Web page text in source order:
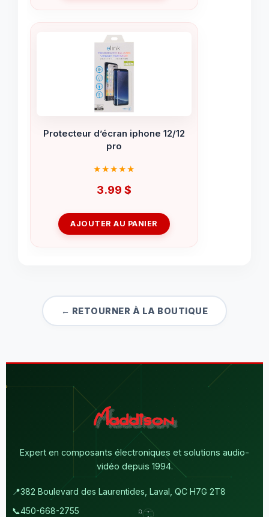
Protecteur d’écran iphone 12/12
pro
3.99 $
AJOUTER AU PANIER
← RETOURNER À LA BOUTIQUE
Expert en composants électroniques et solutions audio-
vidéo depuis 1994.
📍382 Boulevard des Laurentides, Laval, QC H7G 2T8
📞450-668-2755